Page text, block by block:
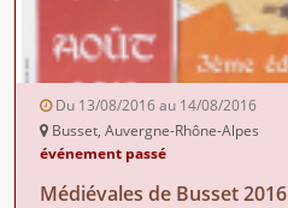
Du 13/08/2016 au 14/08/2016
Busset, Auvergne-Rhône-Alpes
événement passé
Médiévales de Busset 2016